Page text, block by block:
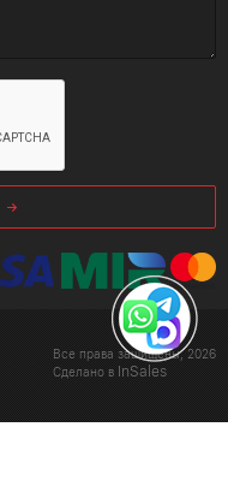
Все права защищены, 2026
Сделано в InSales